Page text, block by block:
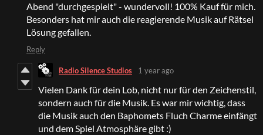
Abend "durchgespielt" - wundervoll! 100% Kauf für mich.
Besonders hat mir auch die reagierende Musik auf Rätsel
Lösung gefallen.
Reply
Radio Silence Studios 1 year ago
Vielen Dank für dein Lob, nicht nur für den Zeichenstil,
sondern auch für die Musik. Es war mir wichtig, dass
die Musik auch den Baphomets Fluch Charme einfängt
und dem Spiel Atmosphäre gibt :)